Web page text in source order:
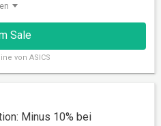
Sale
von ASICS
Minus 10% bei